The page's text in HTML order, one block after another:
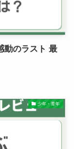
動のラスト 最
少年・青年